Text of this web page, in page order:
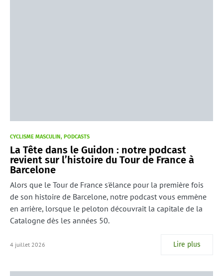
CYCLISME MASCULIN PODCASTS
La Tête dans le Guidon : notre podcast
revient sur l’histoire du Tour de France à
Barcelone
Alors que le Tour de France s'élance pour la première fois
de son histoire de Barcelone, notre podcast vous emmène
en arrière, lorsque le peloton découvrait la capitale de la
Catalogne dès les années 50.
4 juillet 2026 Lire plus